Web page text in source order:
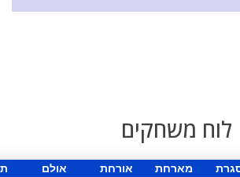
לוח משחקים
מארחת אורחת אולם